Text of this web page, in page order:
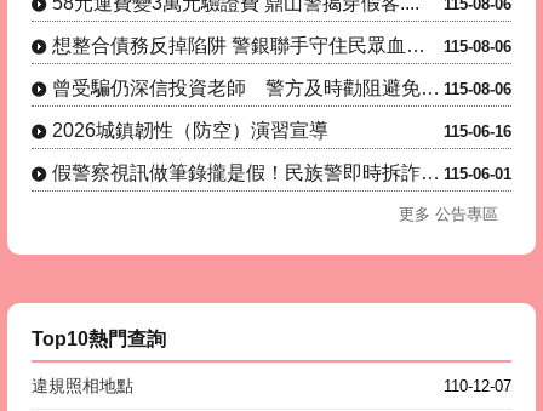
115-08-06
115-08-06
想整合債務反掉陷阱 警銀聯手守住民眾血汗....
115-08-06
曾受騙仍深信投資老師 警方及時勸阻避免再....
115-06-16
2026城鎮韌性（防空）演習宣導
115-06-01
假警察視訊做筆錄攏是假！民族警即時拆詐保....
更多 公告專區
Top10熱門查詢
110-12-07
違規照相地點